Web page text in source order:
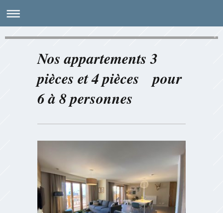
Vos vacances à AVORIAZ
Nos appartements 3
pièces et 4 pièces pour
6 à 8 personnes